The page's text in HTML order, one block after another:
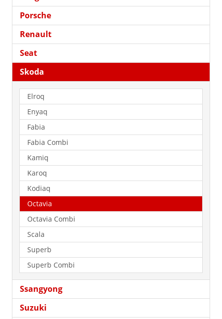
Porsche
Renault
Seat
Skoda
Elroq
Enyaq
Fabia
Fabia Combi
Kamiq
Karoq
Kodiaq
Octavia
Octavia Combi
Scala
Superb
Superb Combi
Ssangyong
Suzuki